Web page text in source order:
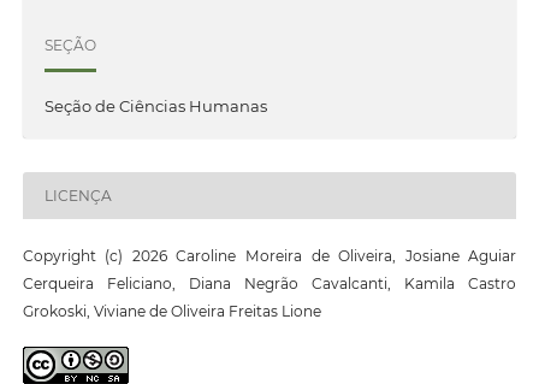
SEÇÃO
Seção de Ciências Humanas
LICENÇA
Copyright (c) 2026 Caroline Moreira de Oliveira, Josiane Aguiar
Cerqueira Feliciano, Diana Negrão Cavalcanti, Kamila Castro
Grokoski, Viviane de Oliveira Freitas Lione